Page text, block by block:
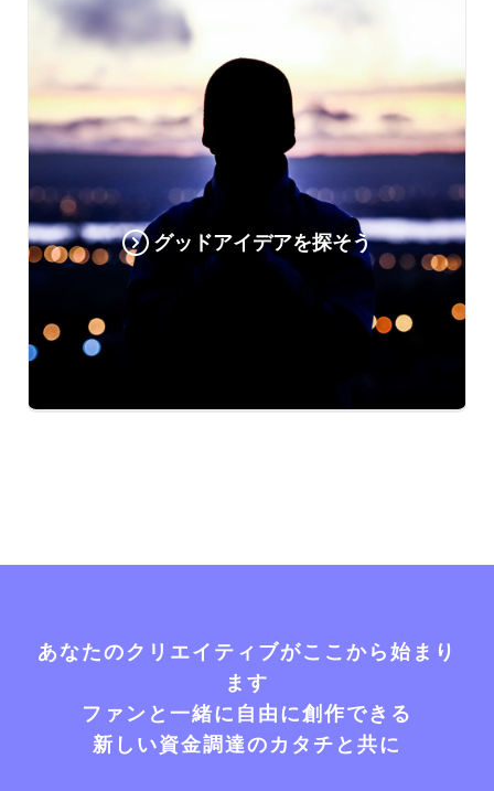
グッドアイデアを探そう
あなたのクリエイティブがここから始まり
ます
ファンと一緒に自由に創作できる
新しい資金調達のカタチと共に